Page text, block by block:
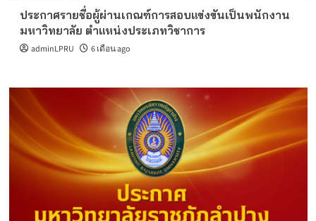
ประกาศรายชื่อผู้ผ่านเกณฑ์การสอบแข่งขันเป็นพนักงาน
มหาวิทยาลัย ตำแหน่งประเภทวิชาการ
adminLPRU 6 เดือน ago